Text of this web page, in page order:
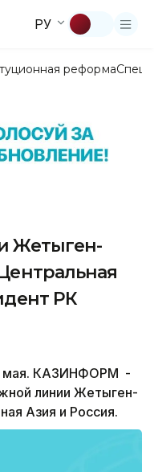
РУ
реформа
Жетыген-
РК
КАЗИНФОРМ -
линии Жетыген-
Азия и Россия.